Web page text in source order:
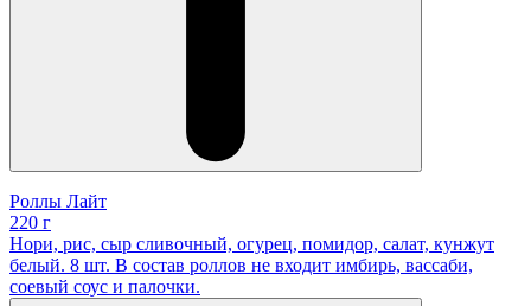
Роллы Лайт
220 г
Нори, рис, сыр сливочный, огурец, помидор, салат, кунжут
белый. 8 шт. В состав роллов не входит имбирь, вассаби,
соевый соус и палочки.